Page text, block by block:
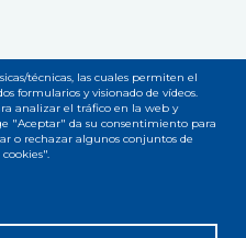
Cookies Mapa web
técnicas, las cuales permiten el
formularios y visionado de vídeos.
analizar el tráfico en la web y
"Aceptar" da su consentimiento para
o rechazar algunos conjuntos de